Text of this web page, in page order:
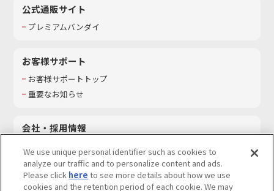
公式通販サイト
プレミアムバンダイ
お客様サポート
お客様サポートトップ
重要なお知らせ
会社・採用情報
採用情報
サステナビリティ
We use unique personal identifier such as cookies to
analyze our traffic and to personalize content and ads.
Please click here to see more details about how we use
cookies and the retention period of each cookie. We may